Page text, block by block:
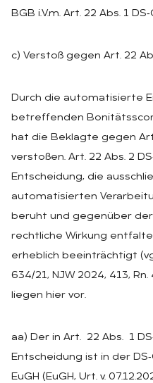
BGB i.V.m. Art. 22 Abs. 1
c) Verstoß gegen Art. 22
Durch die automatisierte
betreffenden
hat die Beklagte gegen Art.
verstoßen. Art. 22 Abs. 2
Entscheidung, die
automatisierten
beruht und gegenüber
rechtliche Wirkung
erheblich beeinträchtigt
634/21, NJW 2024, 413,
liegen hier vor.
aa) Der in Art. 22 Abs. 1
Entscheidung ist in der
EuGH (EuGH, Urt. v.